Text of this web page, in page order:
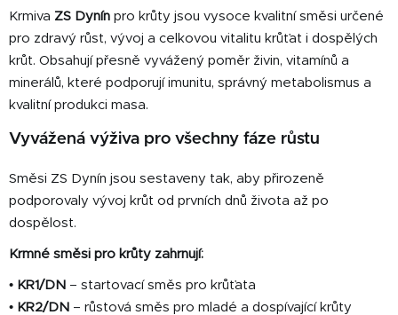
í
p
r
y
ý
p
u
Krmiva ZS Dynín pro krůty jsou vysoce kvalitní směsi určené
pro zdravý růst, vývoj a celkovou vitalitu krůťat i dospělých
krůt. Obsahují přesně vyvážený poměr živin, vitamínů a
minerálů, které podporují imunitu, správný metabolismus a
kvalitní produkci masa.
Vyvážená výživa pro všechny fáze růstu
Směsi ZS Dynín jsou sestaveny tak, aby přirozeně
podporovaly vývoj krůt od prvních dnů života až po
dospělost.
Krmné směsi pro krůty zahrnují:
• KR1/DN – startovací směs pro krůťata
• KR2/DN – růstová směs pro mladé a dospívající krůty